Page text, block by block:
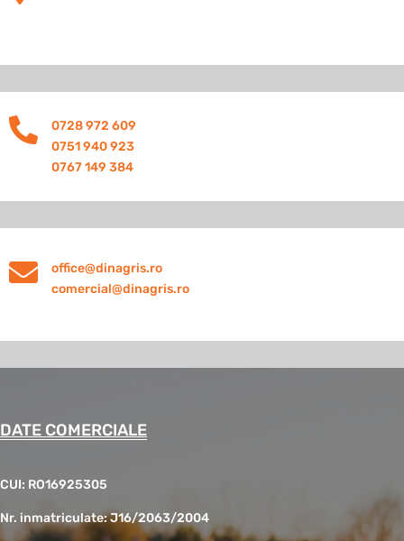

0728 972 609
0751 940 923
0767 149 384

office@dinagris.ro
comercial@dinagris.ro
DATE COMERCIALE
CUI: RO16925305
Nr. inmatriculate: J16/2063/2004